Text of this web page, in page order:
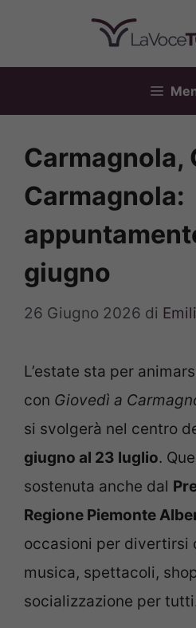
contenuto
Carmagnola,
Carmagnola:
giugno
26 Giugno 2026 di
L’estate sta per
con Giovedì a
si svolgerà nel centro
giugno al 23 luglio.
sostenuta anche dal
Regione Piemonte
occasioni per divertirsi
musica, spettacoli,
socializzazione per